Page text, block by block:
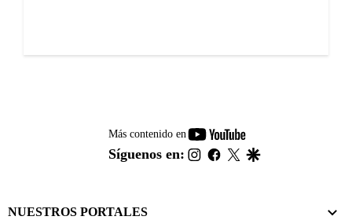
Más contenido en
youtube-
footer
Síguenos en: instagram
facebook
twitter
NUESTROS PORTALES